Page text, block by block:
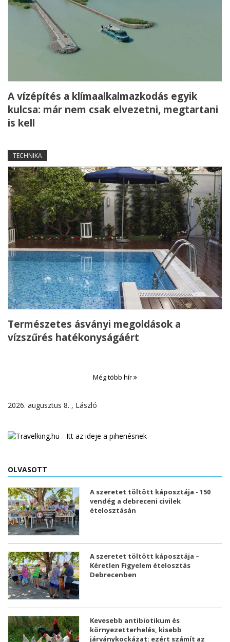
A vízépítés a klímaalkalmazkodás egyik
kulcsa: már nem csak elvezetni, megtartani
is kell
TECHNIKA
Természetes ásványi megoldások a
vízszűrés hatékonyságáért
Még több hír
2026. augusztus 8. , László
OLVASOTT
A szeretet töltött káposztája - 150
vendég a debreceni civilek
ételosztásán
A szeretet töltött káposztája –
Kéretlen Figyelem ételosztás
Debrecenben
Kevesebb antibiotikum és
környezetterhelés, kisebb
járványkockázat: ezért számít az